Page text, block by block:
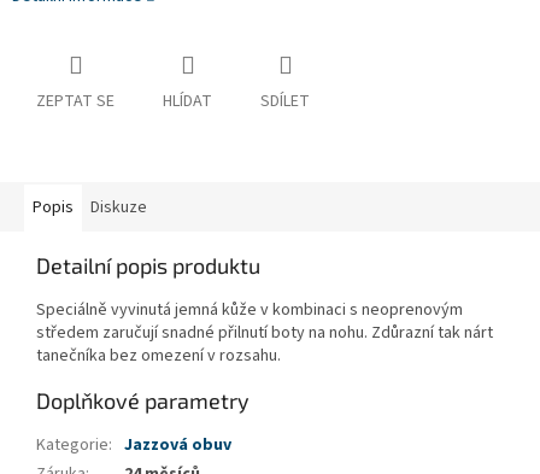
ZEPTAT SE HLÍDAT SDÍLET
Popis Diskuze
Detailní popis produktu
Speciálně vyvinutá jemná kůže v kombinaci s neoprenovým
středem zaručují snadné přilnutí boty na nohu. Zdůrazní tak nárt
tanečníka bez omezení v rozsahu.
Doplňkové parametry
Kategorie: Jazzová obuv